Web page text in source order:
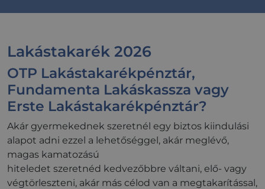
Lakástakarék 2026
OTP Lakástakarékpénztár,
Fundamenta Lakáskassza vagy
Erste Lakástakarékpénztár?
Akár gyermekednek szeretnél egy biztos kiindulási
alapot adni ezzel a lehetőséggel, akár meglévő,
magas kamatozású
hiteledet szeretnéd kedvezőbbre váltani, elő- vagy
végtörleszteni, akár más célod van a megtakarítással,